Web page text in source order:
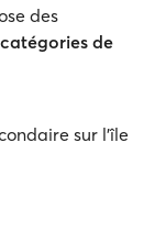
des
catégories de
sur l'île